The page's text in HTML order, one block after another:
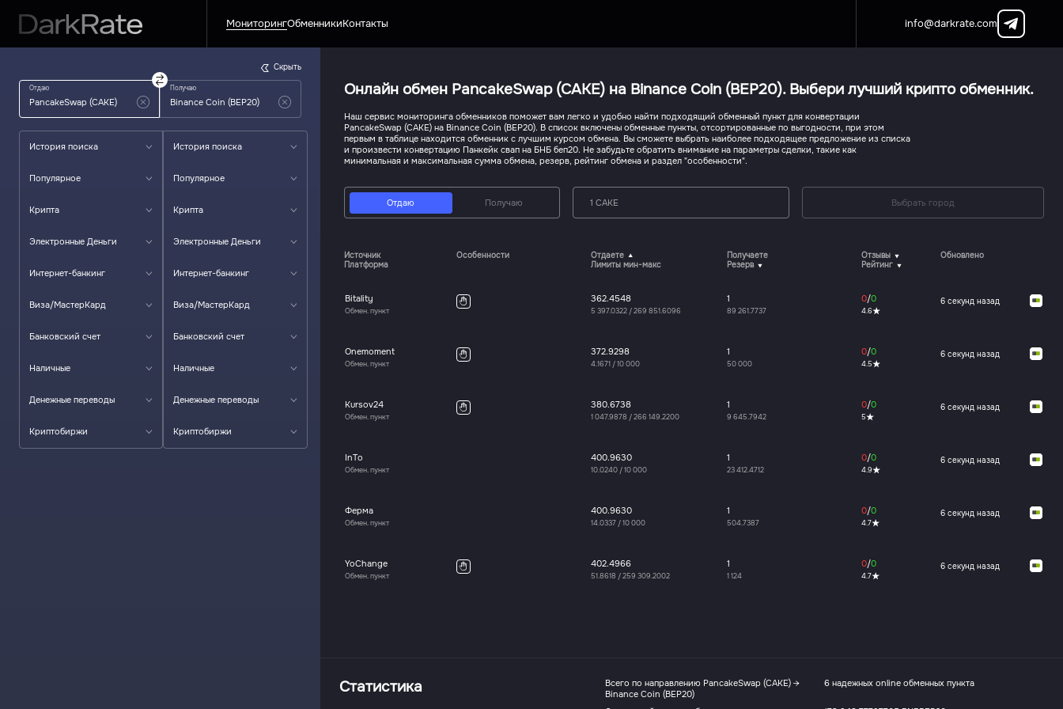
МониторингОбменникиКонтакты info@darkrate.com
Отдаю Получаю
История поиска
Популярное
Крипта
Электронные Деньги
Интернет-банкинг
Виза/МастерКард
Банковский счет
Наличные
Денежные переводы
Криптобиржи
История поиска
Популярное
Крипта
Электронные Деньги
Интернет-банкинг
Виза/МастерКард
Банковский счет
Наличные
Денежные переводы
Криптобиржи
Скрыть
Онлайн обмен PancakeSwap (CAKE) на Binance Coin (BEP20). Выбери лучший крипто обменник.
Наш сервис мониторинга обменников поможет вам легко и удобно найти подходящий обменный пункт для конвертации
PancakeSwap (CAKE) на Binance Coin (BEP20). В список включены обменные пункты, отсортированные по выгодности, при этом
первым в таблице находится обменник с лучшим курсом обмена. Вы сможете выбрать наиболее подходящее предложение из списка
и произвести конвертацию Панкейк свап на БНБ беп20. Не забудьте обратить внимание на параметры сделки, такие как
минимальная и максимальная сумма обмена, резерв, рейтинг обмена и раздел "особенности".
Отдаю Получаю 1 CAKE Выбрать город
Источник
Платформа
Особенности
Отдаете
Лимиты мин-макс
Получаете
Резерв
Отзывы
Рейтинг
Обновлено
Bitality
Обмен. пункт
362.4548
5 397.0322 /269 851.6096
1
89 261.7737
0/0
4.6
6 секунд назад
Onemoment
Обмен. пункт
372.9298
4.1671 /10 000
1
50 000
0/0
4.5
6 секунд назад
Kursov24
Обмен. пункт
380.6738
1 047.9878 /266 149.2200
1
9 645.7942
0/0
5
6 секунд назад
InTo
Обмен. пункт
400.9630
10.0240 /10 000
1
23 412.4712
0/0
4.9
6 секунд назад
Ферма
Обмен. пункт
400.9630
14.0337 /10 000
1
504.7387
0/0
4.7
6 секунд назад
YoChange
Обмен. пункт
402.4966
51.8618 /259 309.2002
1
1 124
0/0
4.7
6 секунд назад
Статистика
Всего по направлению PancakeSwap (CAKE) →
Binance Coin (BEP20)
6 надежных online обменных пункта